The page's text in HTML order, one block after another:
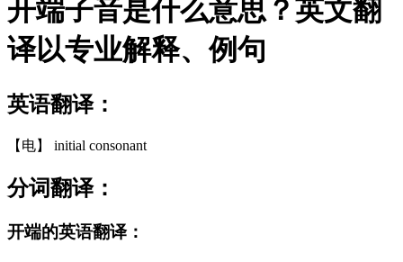
开端子音是什么意思？英文翻
译以专业解释、例句
英语翻译：
【电】 initial consonant
分词翻译：
开端的英语翻译：